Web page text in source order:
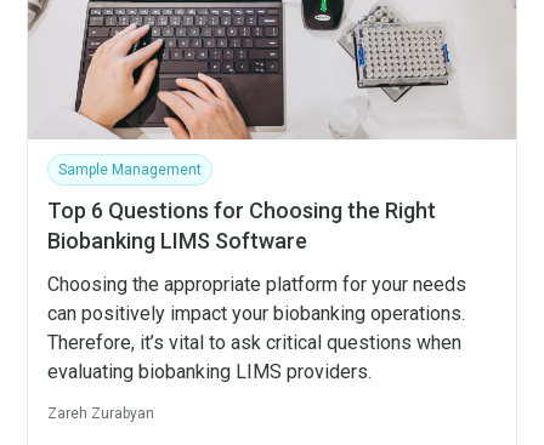
Sample Management
Top 6 Questions for Choosing the Right
Biobanking LIMS Software
Choosing the appropriate platform for your needs
can positively impact your biobanking operations.
Therefore, it’s vital to ask critical questions when
evaluating biobanking LIMS providers.
Zareh Zurabyan